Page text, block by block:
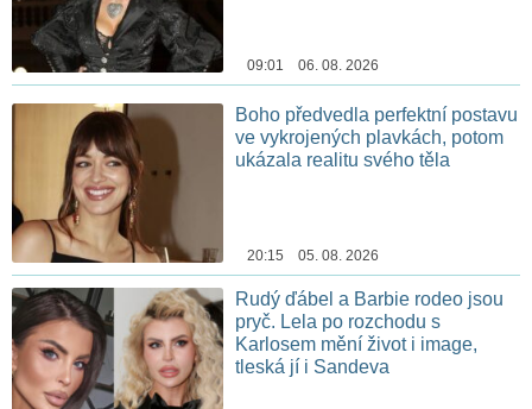
09:01 06. 08. 2026
Boho předvedla perfektní postavu
ve vykrojených plavkách, potom
ukázala realitu svého těla
20:15 05. 08. 2026
Rudý ďábel a Barbie rodeo jsou
pryč. Lela po rozchodu s
Karlosem mění život i image,
tleská jí i Sandeva